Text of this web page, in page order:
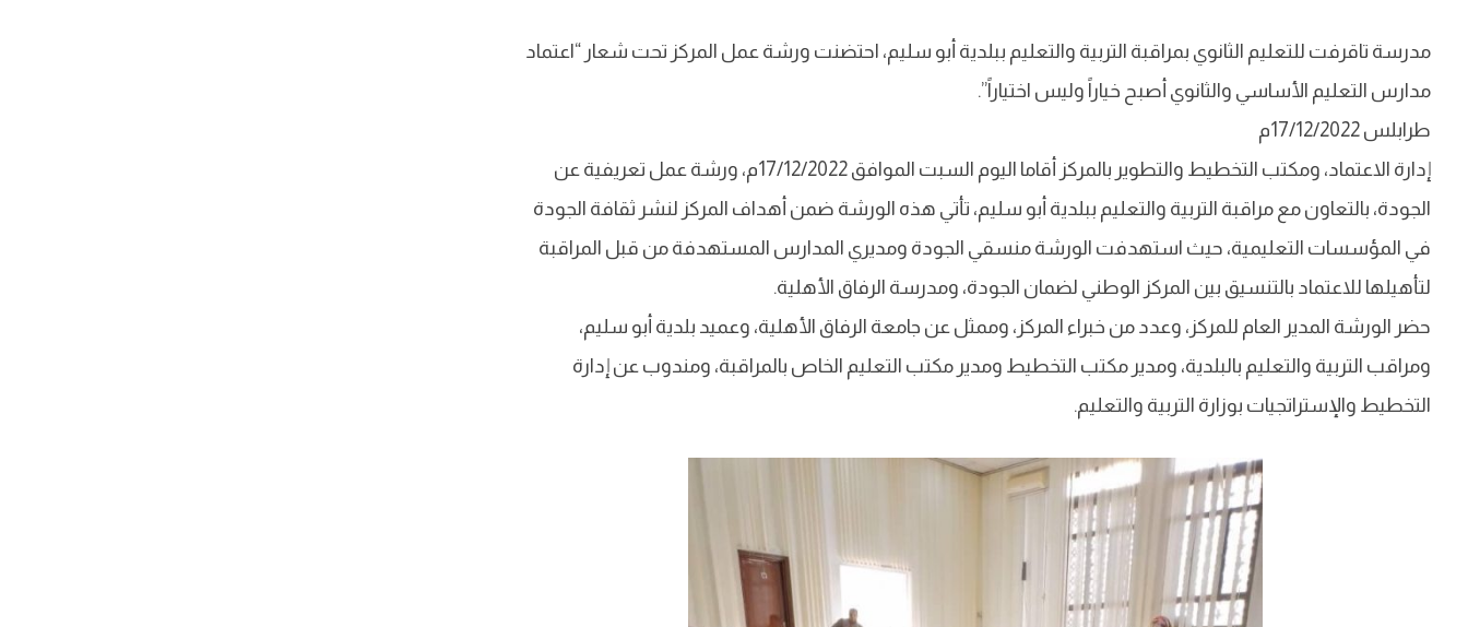
مدرسة تاقرفت للتعليم الثانوي بمراقبة التربية والتعليم ببلدية أبو سليم، احتضنت ورشة عمل المركز تحت شعار “اعتماد
مدارس التعليم الأساسي والثانوي أصبح خياراً وليس اختياراً”.
طرابلس 17/12/2022م
إدارة الاعتماد، ومكتب التخطيط والتطوير بالمركز أقاما اليوم السبت الموافق 17/12/2022م، ورشة عمل تعريفية عن
الجودة، بالتعاون مع مراقبة التربية والتعليم ببلدية أبو سليم، تأتي هذه الورشة ضمن أهداف المركز لنشر ثقافة الجودة
في المؤسسات التعليمية، حيث استهدفت الورشة منسقي الجودة ومديري المدارس المستهدفة من قبل المراقبة
لتأهيلها للاعتماد بالتنسيق بين المركز الوطني لضمان الجودة، ومدرسة الرفاق الأهلية.
حضر الورشة المدير العام للمركز، وعدد من خبراء المركز، وممثل عن جامعة الرفاق الأهلية، وعميد بلدية أبو سليم،
ومراقب التربية والتعليم بالبلدية، ومدير مكتب التخطيط ومدير مكتب التعليم الخاص بالمراقبة، ومندوب عن إدارة
التخطيط والإستراتجيات بوزارة التربية والتعليم.